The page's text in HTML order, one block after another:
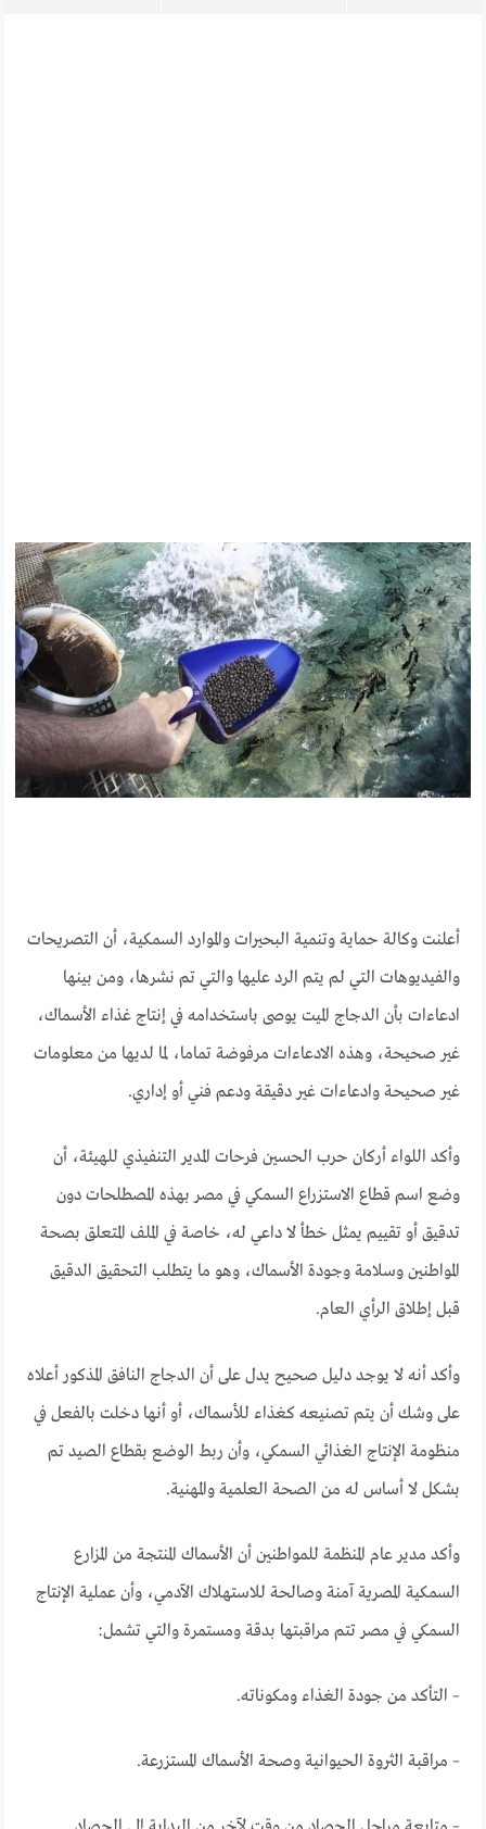
أعلنت وكالة حماية وتنمية البحيرات والموارد السمكية، أن التصريحات
والفيديوهات التي لم يتم الرد عليها والتي تم نشرها، ومن بينها
ادعاءات بأن الدجاج الميت يوصى باستخدامه في إنتاج غذاء الأسماك،
غير صحيحة، وهذه الادعاءات مرفوضة تماما، لما لديها من معلومات
غير صحيحة وادعاءات غير دقيقة ودعم فني أو إداري.
وأكد اللواء أركان حرب الحسين فرحات المدير التنفيذي للهيئة، أن
وضع اسم قطاع الاستزراع السمكي في مصر بهذه المصطلحات دون
تدقيق أو تقييم يمثل خطأ لا داعي له، خاصة في الملف المتعلق بصحة
المواطنين وسلامة وجودة الأسماك، وهو ما يتطلب التحقيق الدقيق
قبل إطلاق الرأي العام.
وأكد أنه لا يوجد دليل صحيح يدل على أن الدجاج النافق المذكور أعلاه
على وشك أن يتم تصنيعه كغذاء للأسماك، أو أنها دخلت بالفعل في
منظومة الإنتاج الغذائي السمكي، وأن ربط الوضع بقطاع الصيد تم
بشكل لا أساس له من الصحة العلمية والمهنية.
وأكد مدير عام المنظمة للمواطنين أن الأسماك المنتجة من المزارع
السمكية المصرية آمنة وصالحة للاستهلاك الآدمي، وأن عملية الإنتاج
السمكي في مصر تتم مراقبتها بدقة ومستمرة والتي تشمل:
– التأكد من جودة الغذاء ومكوناته.
– مراقبة الثروة الحيوانية وصحة الأسماك المستزرعة.